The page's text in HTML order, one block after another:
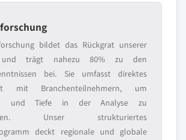
bildet das Rückgrat unserer
und trägt nahezu 80% zu den
bei. Sie umfasst direktes
mit Branchenteilnehmern, um
und Tiefe in der Analyse zu
Unser strukturiertes
deckt regionale und globale